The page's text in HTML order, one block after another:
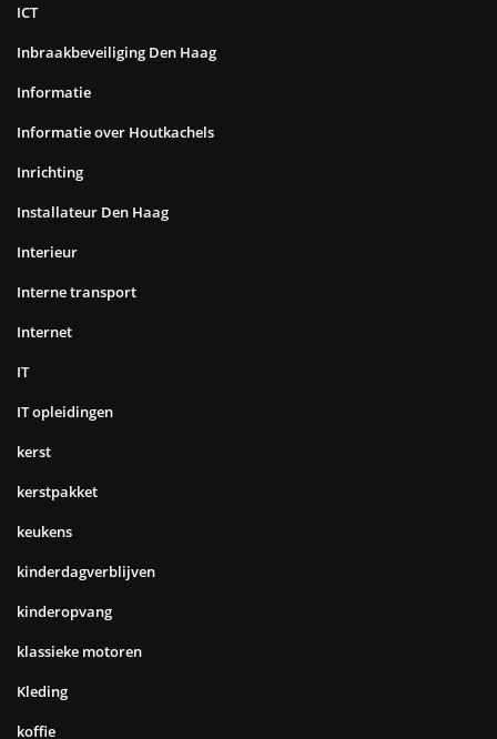
ICT
Inbraakbeveiliging Den Haag
Informatie
Informatie over Houtkachels
Inrichting
Installateur Den Haag
Interieur
Interne transport
Internet
IT
IT opleidingen
kerst
kerstpakket
keukens
kinderdagverblijven
kinderopvang
klassieke motoren
Kleding
koffie